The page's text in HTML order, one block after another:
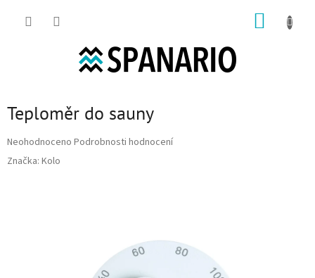
Teploměr do sauny
Průměrné hodnocení produktu je 0,0 z 5 hvězdiček.
Neohodnoceno Podrobnosti hodnocení
Značka: Kolo